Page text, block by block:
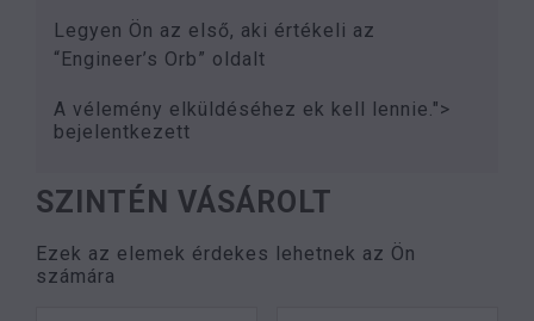
Legyen Ön az első, aki értékeli az
“Engineer’s Orb” oldalt
A vélemény elküldéséhez ek kell lennie.">
bejelentkezett
SZINTÉN VÁSÁROLT
Ezek az elemek érdekes lehetnek az Ön
számára